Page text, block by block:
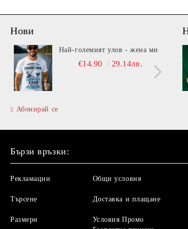
Нови
Най-големият улов - жена ми
€14.90 29.14лв.
Абонирай се
Бързи връзки:
Рекламации
Търсене
Размери
Общи условия
Доставка и плащане
Условия Промо